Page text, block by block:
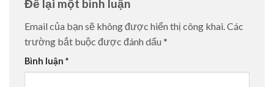
Để lại một bình luận
Email của bạn sẽ không được hiển thị công khai.Các
trường bắt buộc được đánh dấu *
Bình luận *